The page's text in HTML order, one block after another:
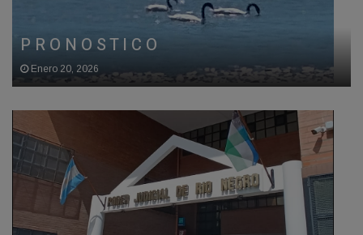
P R O N O S T I C O
Enero 20, 2026